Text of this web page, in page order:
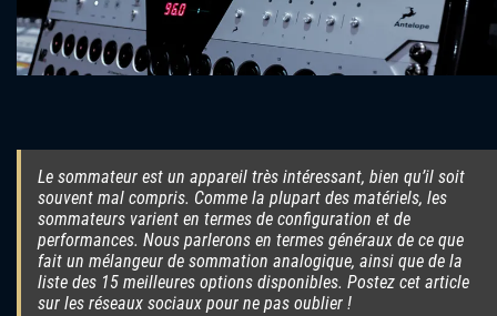
Le sommateur est un appareil très intéressant, bien qu’il soit
souvent mal compris. Comme la plupart des matériels, les
sommateurs varient en termes de configuration et de
performances. Nous parlerons en termes généraux de ce que
fait un mélangeur de sommation analogique, ainsi que de la
liste des 15 meilleures options disponibles. Postez cet article
sur les réseaux sociaux pour ne pas oublier !